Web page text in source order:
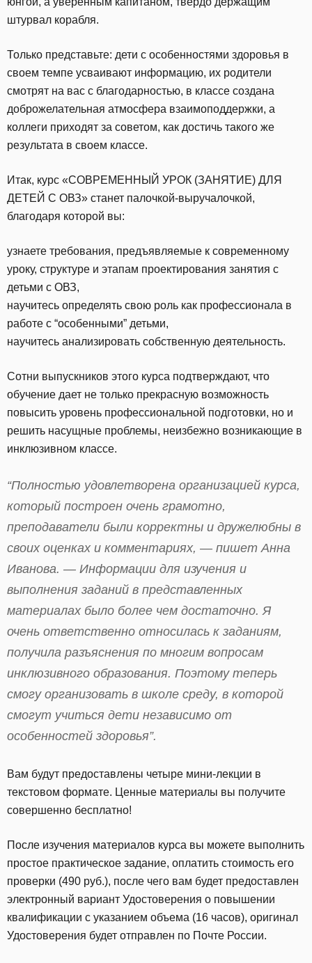
штурвал корабля.
Только представьте: дети с особенностями здоровья в
своем темпе усваивают информацию, их родители
смотрят на вас с благодарностью, в классе создана
доброжелательная атмосфера взаимоподдержки, а
коллеги приходят за советом, как достичь такого же
результата в своем классе.
Итак, курс «СОВРЕМЕННЫЙ УРОК (ЗАНЯТИЕ) ДЛЯ
ДЕТЕЙ С ОВЗ» станет палочкой-выручалочкой,
благодаря которой вы:
узнаете требования, предъявляемые к современному
уроку, структуре и этапам проектирования занятия с
детьми с ОВЗ,
научитесь определять свою роль как профессионала в
работе с “особенными” детьми,
научитесь анализировать собственную деятельность.
Сотни выпускников этого курса подтверждают, что
обучение дает не только прекрасную возможность
повысить уровень профессиональной подготовки, но и
решить насущные проблемы, неизбежно возникающие в
инклюзивном классе.
“Полностью удовлетворена организацией курса,
который построен очень грамотно,
преподаватели были корректны и дружелюбны в
своих оценках и комментариях, — пишет Анна
Иванова. — Информации для изучения и
выполнения заданий в представленных
материалах было более чем достаточно. Я
очень ответственно относилась к заданиям,
получила разъяснения по многим вопросам
инклюзивного образования. Поэтому теперь
смогу организовать в школе среду, в которой
смогут учиться дети независимо от
особенностей здоровья”.
Вам будут предоставлены четыре мини-лекции в
текстовом формате. Ценные материалы вы получите
совершенно бесплатно!
После изучения материалов курса вы можете выполнить
простое практическое задание, оплатить стоимость его
проверки (490 руб.), после чего вам будет предоставлен
электронный вариант Удостоверения о повышении
квалификации с указанием объема (16 часов), оригинал
Удостоверения будет отправлен по Почте России.